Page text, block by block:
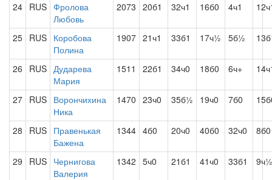
24 RUS Фролова
Любовь
2073 20б1 32ч1 16б0 4ч1
25 RUS Коробова
Полина
1907 21ч1 33б1 17ч½ 5б½
26 RUS Дударева
Мария
1511 22б1 34ч0 18б0 6ч+
27 RUS Ворончихина
Ника
1470 23ч0 35б½ 19ч0 7б0
28 RUS Правенькая
Бажена
1344 4б0 20ч0 40б0 32ч0 8б0
29 RUS Чернигова
Валерия
1342 5ч0 21б1 41ч0 33б1 9ч½